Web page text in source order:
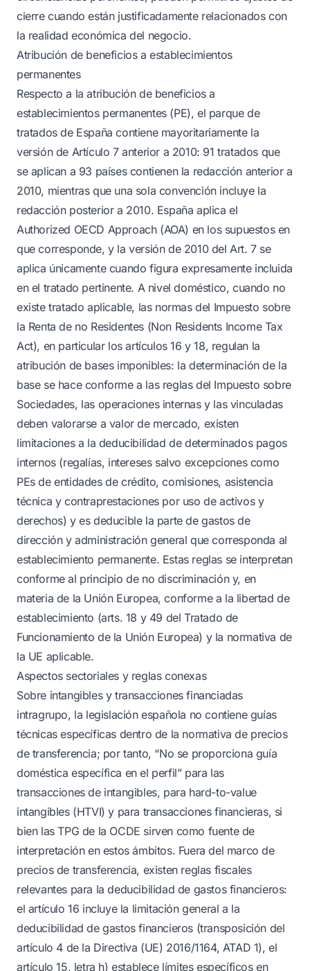
cierre cuando están justificadamente relacionados con
la realidad económica del negocio.
Atribución de beneficios a establecimientos
permanentes
Respecto a la atribución de beneficios a
establecimientos permanentes (PE), el parque de
tratados de España contiene mayoritariamente la
versión de Artículo 7 anterior a 2010: 91 tratados que
se aplican a 93 países contienen la redacción anterior a
2010, mientras que una sola convención incluye la
redacción posterior a 2010. España aplica el
Authorized OECD Approach (AOA) en los supuestos en
que corresponde, y la versión de 2010 del Art. 7 se
aplica únicamente cuando figura expresamente incluida
en el tratado pertinente. A nivel doméstico, cuando no
existe tratado aplicable, las normas del Impuesto sobre
la Renta de no Residentes (Non Residents Income Tax
Act), en particular los artículos 16 y 18, regulan la
atribución de bases imponibles: la determinación de la
base se hace conforme a las reglas del Impuesto sobre
Sociedades, las operaciones internas y las vinculadas
deben valorarse a valor de mercado, existen
limitaciones a la deducibilidad de determinados pagos
internos (regalías, intereses salvo excepciones como
PEs de entidades de crédito, comisiones, asistencia
técnica y contraprestaciones por uso de activos y
derechos) y es deducible la parte de gastos de
dirección y administración general que corresponda al
establecimiento permanente. Estas reglas se interpretan
conforme al principio de no discriminación y, en
materia de la Unión Europea, conforme a la libertad de
establecimiento (arts. 18 y 49 del Tratado de
Funcionamiento de la Unión Europea) y la normativa de
la UE aplicable.
Aspectos sectoriales y reglas conexas
Sobre intangibles y transacciones financiadas
intragrupo, la legislación española no contiene guías
técnicas específicas dentro de la normativa de precios
de transferencia; por tanto, “No se proporciona guía
doméstica específica en el perfil” para las
transacciones de intangibles, para hard-to-value
intangibles (HTVI) y para transacciones financieras, si
bien las TPG de la OCDE sirven como fuente de
interpretación en estos ámbitos. Fuera del marco de
precios de transferencia, existen reglas fiscales
relevantes para la deducibilidad de gastos financieros:
el artículo 16 incluye la limitación general a la
deducibilidad de gastos financieros (transposición del
artículo 4 de la Directiva (UE) 2016/1164, ATAD 1), el
artículo 15, letra h) establece límites específicos en